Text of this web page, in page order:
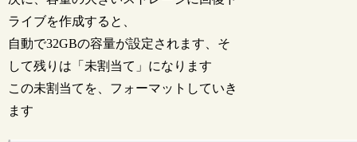
ライブを作成すると、
自動で32GBの容量が設定されます、そ
して残りは「未割当て」になります
この未割当てを、フォーマットしていき
ます